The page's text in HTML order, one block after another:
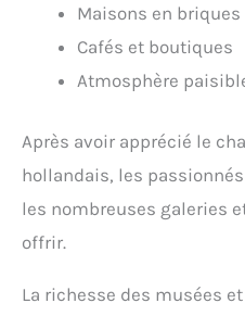
Maisons en briques
Cafés et boutiques
Atmosphère
Après avoir apprécié le
hollandais, les
les nombreuses galeries
offrir.
La richesse des musées